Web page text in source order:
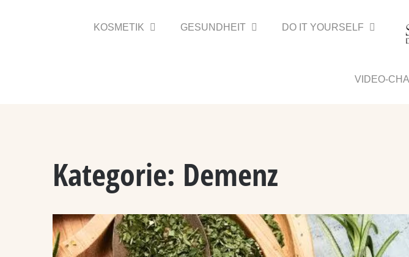
KOSMETIK GESUNDHEIT DO IT YOURSELF
VIDEO-
Kategorie: Demenz